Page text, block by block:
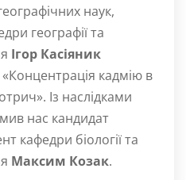
наук,
географії та
Ігор Касіяник
кадмію в
Із наслідками
нас кандидат
кафедри біології та
Максим Козак.